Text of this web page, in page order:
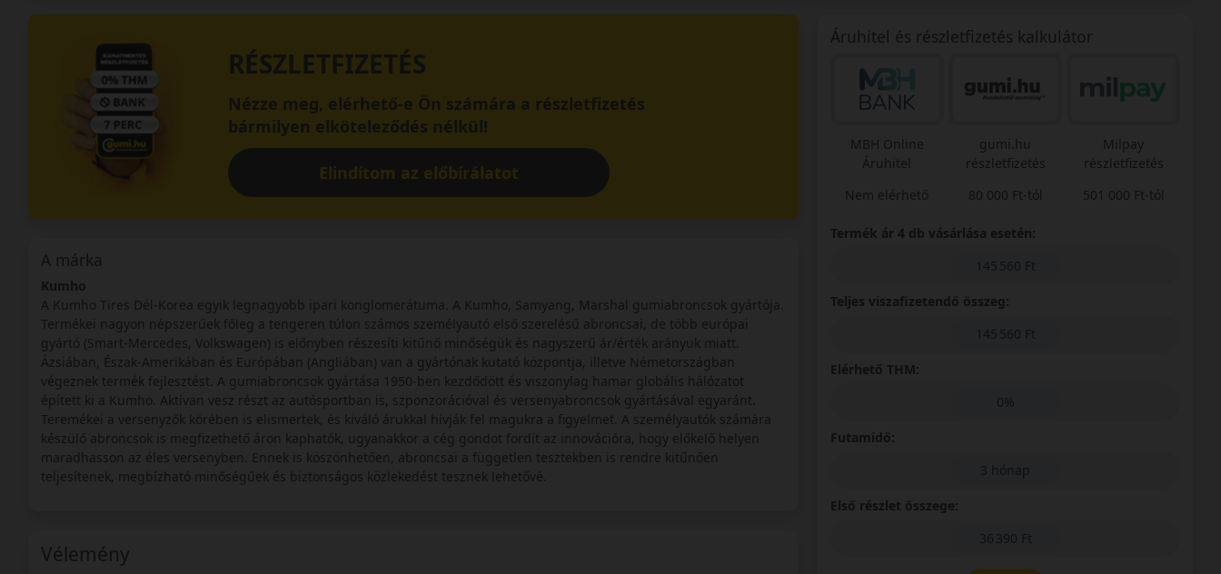
RÉSZLETFIZETÉS
Nézze meg, elérhető-e Ön számára a részletfizetés
bármilyen elköteleződés nélkül!
Elindítom az előbírálatot
A márka
Kumho
A Kumho Tires Dél-Korea egyik legnagyobb ipari konglomerátuma. A Kumho, Samyang, Marshal gumiabroncsok gyártója.
Termékei nagyon népszerűek főleg a tengeren túlon számos személyautó első szerelésű abroncsai, de több európai
gyártó (Smart-Mercedes, Volkswagen) is előnyben részesíti kitűnő minőségük és nagyszerű ár/érték arányuk miatt.
Ázsiában, Észak-Amerikában és Európában (Angliában) van a gyártónak kutató központja, illetve Németországban
végeznek termék fejlesztést. A gumiabroncsok gyártása 1950-ben kezdődött és viszonylag hamar globális hálózatot
épített ki a Kumho. Aktívan vesz részt az autósportban is, szponzorációval és versenyabroncsok gyártásával egyaránt.
Teremékei a versenyzők körében is elismertek, és kiváló árukkal hívják fel magukra a figyelmet. A személyautók számára
készülő abroncsok is megfizethető áron kaphatók, ugyanakkor a cég gondot fordít az innovációra, hogy előkelő helyen
maradhasson az éles versenyben. Ennek is köszönhetően, abroncsai a független tesztekben is rendre kitűnően
teljesítenek, megbízható minőségűek és biztonságos közlekedést tesznek lehetővé.
Vélemény
Áruhitel és részletfizetés kalkulátor
MBH Online
Áruhitel
Nem elérhető
gumi.hu
részletfizetés
80 000 Ft-tól
Milpay
részletfizetés
501 000 Ft-tól
Termék ár 4 db vásárlása esetén:
145 560 Ft
Teljes viszafizetendő összeg:
145 560 Ft
Elérhető THM:
0%
Futamidő:
3 hónap
Első részlet összege:
36 390 Ft